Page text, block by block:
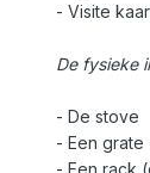
- Visite
De fysieke
- De stove
- Een